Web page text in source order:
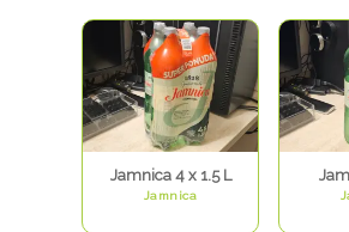
Jamnica 4 x 1.5 L
Jamnica